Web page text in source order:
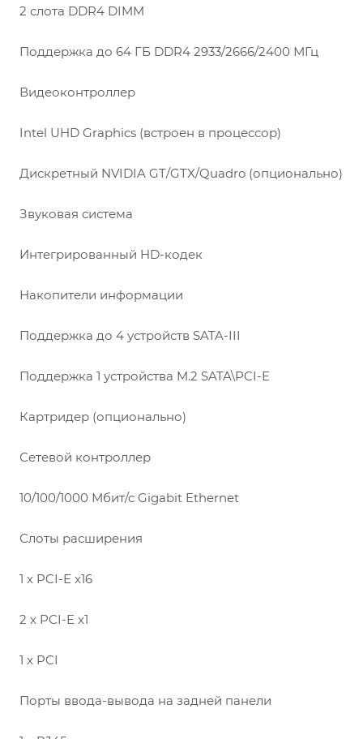
2 слота DDR4 DIMM
Поддержка до 64 ГБ DDR4 2933/2666/2400 МГц
Видеоконтроллер
Intel UHD Graphics (встроен в процессор)
Дискретный NVIDIA GT/GTX/Quadro (опционально)
Звуковая система
Интегрированный HD-кодек
Накопители информации
Поддержка до 4 устройств SATA-III
Поддержка 1 устройства M.2 SATA\PCI-E
Картридер (опционально)
Сетевой контроллер
10/100/1000 Мбит/с Gigabit Ethernet
Слоты расширения
1 x PCI-E x16
2 x PCI-E x1
1 x PCI
Порты ввода-вывода на задней панели